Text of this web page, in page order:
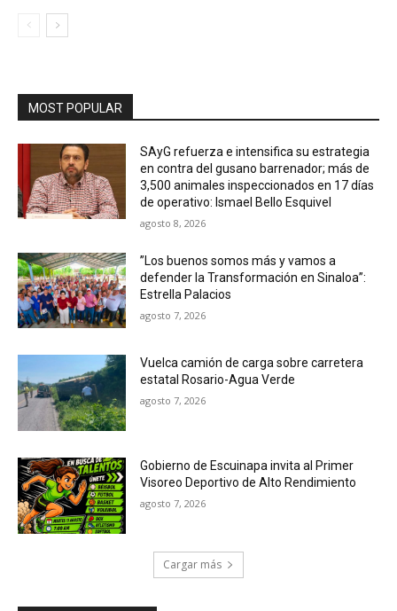
MOST POPULAR
SAyG refuerza e intensifica su estrategia
en contra del gusano barrenador; más de
3,500 animales inspeccionados en 17 días
de operativo: Ismael Bello Esquivel
agosto 8, 2026
”Los buenos somos más y vamos a
defender la Transformación en Sinaloa”:
Estrella Palacios
agosto 7, 2026
Vuelca camión de carga sobre carretera
estatal Rosario-Agua Verde
agosto 7, 2026
Gobierno de Escuinapa invita al Primer
Visoreo Deportivo de Alto Rendimiento
agosto 7, 2026
Cargar más